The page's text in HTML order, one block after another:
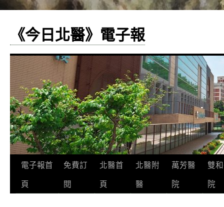
《今日北醫》電子報
跳
至
電子報首
頁
免費訂
閱
北醫首
頁
北醫附
醫
萬芳醫
院
雙
院